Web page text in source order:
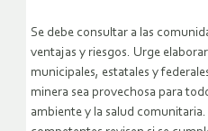
Se debe consultar a las
ventajas y riesgos. Urge
municipales, estatales y
minera sea provechosa para
ambiente y la salud